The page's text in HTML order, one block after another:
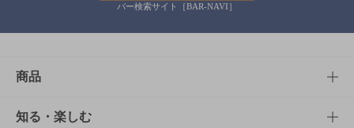
バー検索サイト［BAR-NAVI］
商品
商品TOP
知る・楽しむ